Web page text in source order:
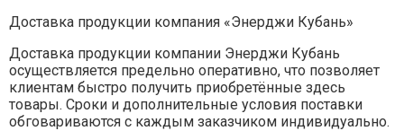
Доставка продукции компания «Энерджи Кубань»
Доставка продукции компании Энерджи Кубань
осуществляется предельно оперативно, что позволяет
клиентам быстро получить приобретённые здесь
товары. Сроки и дополнительные условия поставки
обговариваются с каждым заказчиком индивидуально.